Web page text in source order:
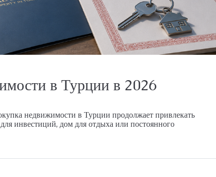
в Турции в 2026
недвижимости в Турции продолжает привлекать
инвестиций, дом для отдыха или постоянного